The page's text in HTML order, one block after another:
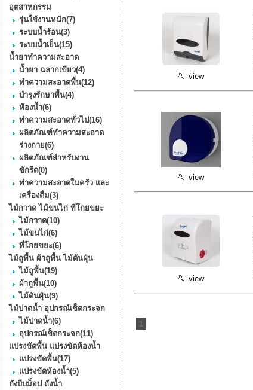
อุตสาหกรรม
รุ่นใช้งานหนัก(7)
ระบบน้ำร้อน(3)
ระบบน้ำเย็น(15)
น้ำยาทำความสะอาด
น้ำยา ฉลากเขียว(4)
ทำความสะอาดพื้น(12)
บำรุงรักษาพื้น(4)
ห้องน้ำ(6)
ทำความสะอาดทั่วไป(16)
ผลิตภัณฑ์ทำความสะอาด
ร่างกาย(6)
ผลิตภัณฑ์สำหรับงาน
ซักรีด(0)
ทำความสะอาดในครัว และ
เครื่องดื่ม(3)
ไม้กวาด ไม้ขนไก่ ที่โกยขยะ
ไม้กวาด(10)
ไม้ขนไก่(6)
ที่โกยขยะ(6)
ไม้ถูพื้น ผ้าถูพื้น ไม้ดันฝุ่น
ไม้ถูพื้น(19)
ผ้าถูพื้น(10)
ไม้ดันฝุ่น(9)
ไม้ปาดน้ำ อุปกรณ์เช็ดกระจก
ไม้ปาดน้ำ(6)
อุปกรณ์เช็ดกระจก(11)
แปรงขัดพื้น แปรงขัดห้องน้ำ
แปรงขัดพื้น(17)
แปรงขัดห้องน้ำ(5)
ถังบีบม็อป ถังน้ำ
view
view
view
1